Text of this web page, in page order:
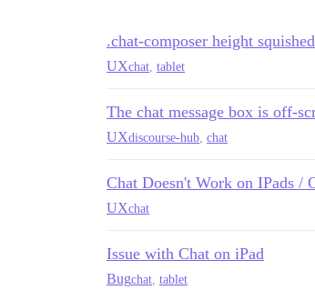
.chat-composer height
UXchat tablet
The chat message box is off-
UXdiscourse-hub chat
Chat Doesn't Work on IPads /
UXchat
Issue with Chat on iPad
Bugchat tablet